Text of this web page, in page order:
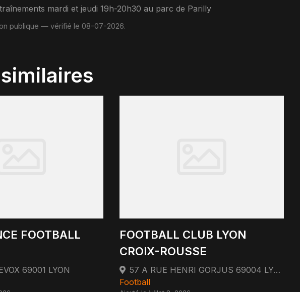
mardi et jeudi 19h-20h30 au parc de Parilly
publique — vérifié le 08-07-2026.
FOOTBALL
69001 LYON
FOOTBALL CLUB LYON
CROIX-ROUSSE
57 A RUE HENRI GORJUS 69004 LYON
Football